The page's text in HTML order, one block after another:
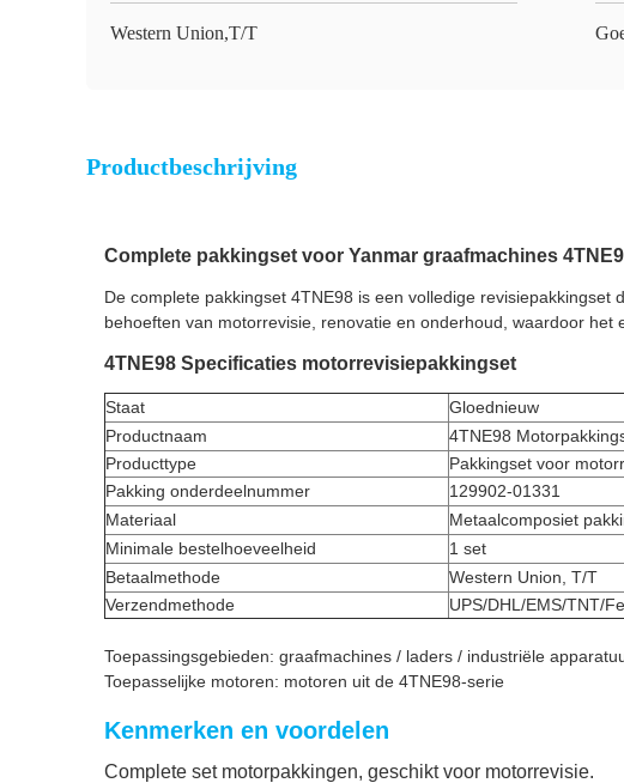
Western Union,T/T
Productbeschrijving
Complete pakkingset voor Yanmar graafmachines
De complete pakkingset 4TNE98 is een volledige revisiepakkingset
behoeften van motorrevisie, renovatie en onderhoud, waardoor
4TNE98 Specificaties motorrevisiepakkingset
Staat
Gloednieuw
Productnaam
4TNE98
Producttype
Pakkingset voor
Pakking onderdeelnummer
129902-01331
Materiaal
Metaalcomposiet
Minimale bestelhoeveelheid
1 set
Betaalmethode
Western Union, T/T
Verzendmethode
UPS/DHL/EMS/TNT/
Toepassingsgebieden: graafmachines / laders / industriële
Toepasselijke motoren: motoren uit de 4TNE98-serie
Kenmerken en voordelen
Complete set motorpakkingen, geschikt voor motorrevisie.